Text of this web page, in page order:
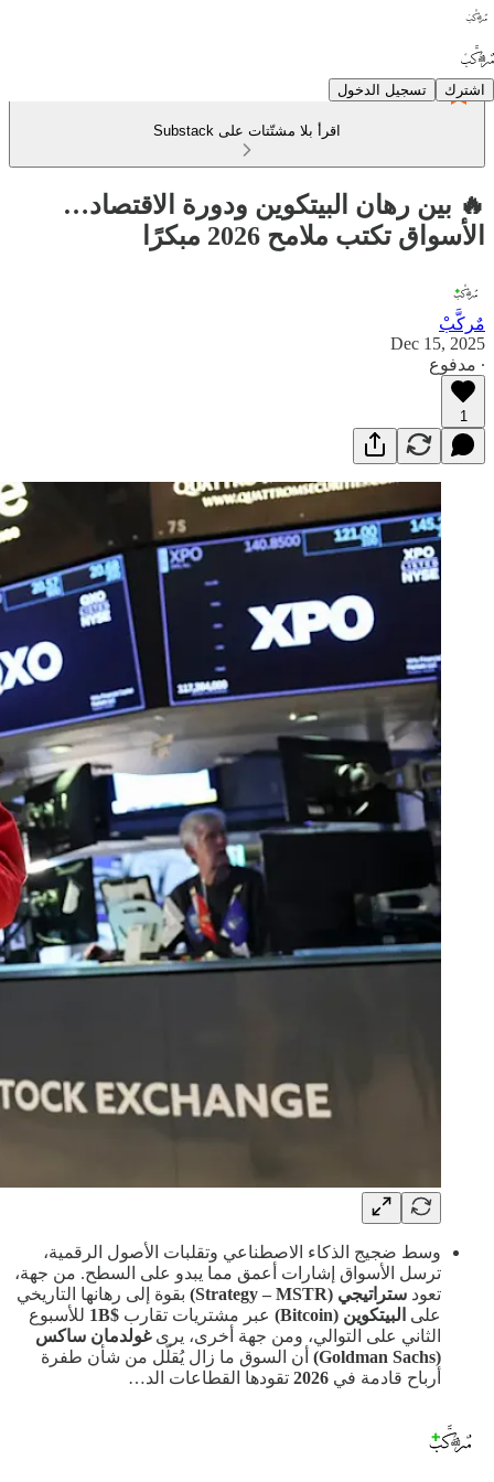
اشترك تسجيل الدخول
اقرأ بلا مشتّتات على Substack
🔥 بين رهان البيتكوين ودورة الاقتصاد…
الأسواق تكتب ملامح 2026 مبكرًا
مٌركَّبْ
Dec 15, 2025
∙ مدفوع
1
وسط ضجيج الذكاء الاصطناعي وتقلبات الأصول الرقمية،
ترسل الأسواق إشارات أعمق مما يبدو على السطح. من جهة،
تعود ستراتيجي (Strategy – MSTR)
بقوة إلى رهانها التاريخي
على البيتكوين (Bitcoin) عبر مشتريات تقارب $1B
للأسبوع
الثاني على التوالي، ومن جهة أخرى، يرىغولدمان ساكس
(Goldman Sachs)
أن السوق ما زال يُقلّل من شأن طفرة
أرباح قادمة في 2026 تقودها القطاعات الد…